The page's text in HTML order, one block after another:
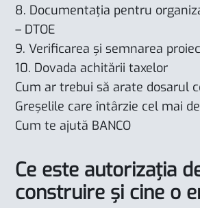
8. Documentația pentru
– DTOE
9. Verificarea și semnarea
10. Dovada achitării taxelor
Cum ar trebui să arate dosarul
Greșelile care întârzie cel mai
Cum te ajută BANCO
Ce este autorizația
construire și cine o